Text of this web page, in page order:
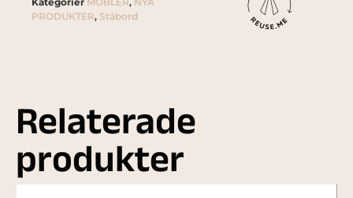
PRODUKTER, Ståbord
Relaterade
produkter